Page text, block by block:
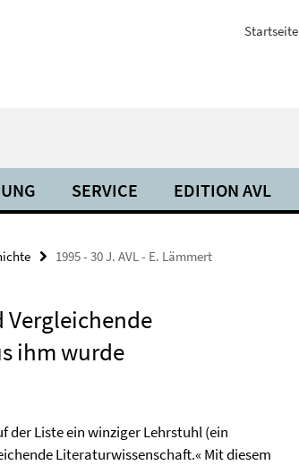
Startseite
SERVICE EDITION AVL
1995 - 30 J. AVL - E. Lämmert
Vergleichende
ihm wurde
der Liste ein winziger Lehrstuhl (ein
Literaturwissenschaft.« Mit diesem